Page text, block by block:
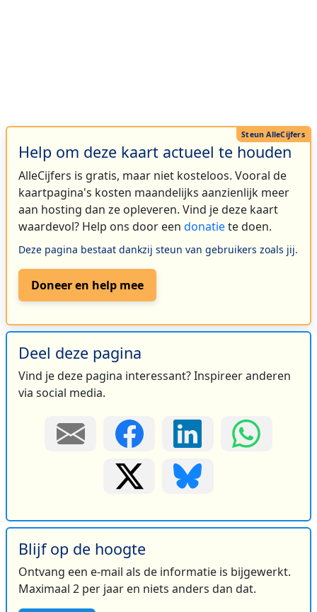
Help om deze kaart actueel te houden
AlleCijfers is gratis, maar niet kosteloos. Vooral de
kaartpagina's kosten maandelijks aanzienlijk meer
aan hosting dan ze opleveren. Vind je deze kaart
waardevol? Help ons door een donatiete doen.
Deze pagina bestaat dankzij steun van gebruikers zoals jij.
Doneer en help mee
Deel deze pagina
Vind je deze pagina interessant? Inspireer anderen
via social media.
Blijf op de hoogte
Ontvang een e-mail als de informatie is bijgewerkt.
Maximaal 2 per jaar en niets anders dan dat.